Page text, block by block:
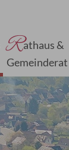
Rathaus &
Gemeinderat